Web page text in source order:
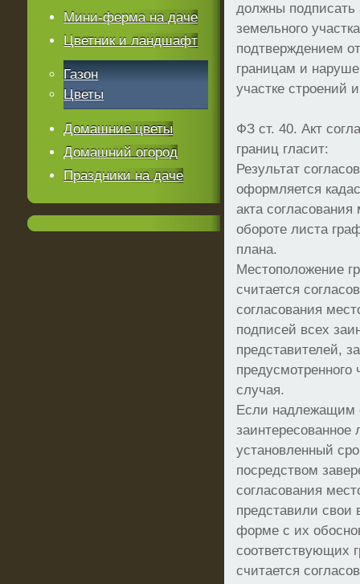
должны подписать
земельного
подтверждением
границам и
участке строений
ФЗ ст. 40. Акт
границ гласит:
Результат
оформляется
акта
обороте листа
плана.
Местоположение
считается
согласования
подписей всех
представителей,
случая.
Если надлежащим
заинтересованное
установленный
посредством
согласования
представили свои
форме с их
соответствующих
считается
Мини-ферма на даче
Цветник и ландшафт
Газон
Цветы
Домашние цветы
Домашний огород
Праздники на даче